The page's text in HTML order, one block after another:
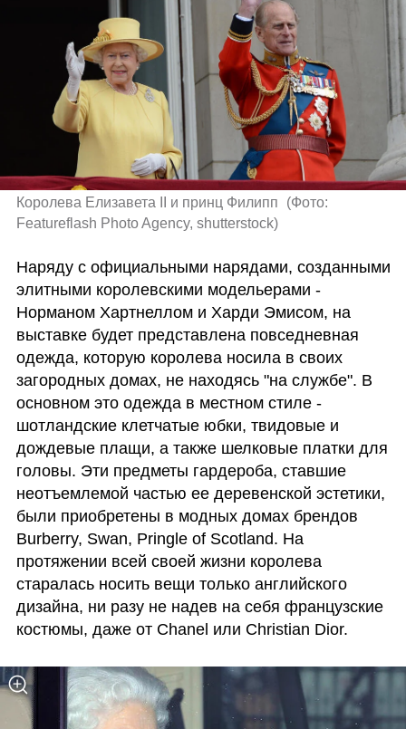
Королева Елизавета II и принц Филипп (Фото:
Featureflash Photo Agency, shutterstock)
Наряду с официальными нарядами, созданными
элитными королевскими модельерами -
Норманом Хартнеллом и Харди Эмисом, на
выставке будет представлена повседневная
одежда, которую королева носила в своих
загородных домах, не находясь "на службе". В
основном это одежда в местном стиле -
шотландские клетчатые юбки, твидовые и
дождевые плащи, а также шелковые платки для
головы. Эти предметы гардероба, ставшие
неотъемлемой частью ее деревенской эстетики,
были приобретены в модных домах брендов
Burberry, Swan, Pringle of Scotland. На
протяжении всей своей жизни королева
старалась носить вещи только английского
дизайна, ни разу не надев на себя французские
костюмы, даже от Chanel или Christian Dior.